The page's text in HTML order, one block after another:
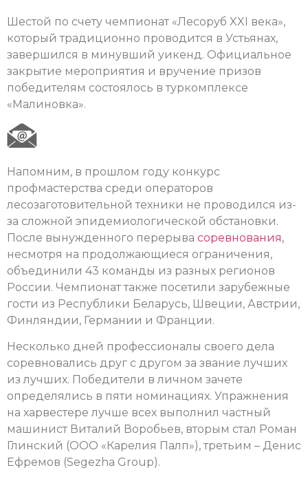
Шестой по счету чемпионат «Лесоруб XXI века»,
который традиционно проводится в Устьянах,
завершился в минувший уикенд. Официальное
закрытие мероприятия и вручение призов
победителям состоялось в туркомплексе
«Малиновка».
Напомним, в прошлом году конкурс
профмастерства среди операторов
лесозаготовительной техники не проводился из-
за сложной эпидемиологической обстановки.
После вынужденного перерыва соревнования,
несмотря на продолжающиеся ограничения,
объединили 43 команды из разных регионов
России. Чемпионат также посетили зарубежные
гости из Республики Беларусь, Швеции, Австрии,
Финляндии, Германии и Франции.
Несколько дней профессионалы своего дела
соревновались друг с другом за звание лучших
из лучших. Победители в личном зачете
определялись в пяти номинациях. Упражнения
на харвестере лучше всех выполнил частный
машинист Виталий Воробьев, вторым стал Роман
Глинский (ООО «Карелия Палп»), третьим – Денис
Ефремов (Segezha Group).